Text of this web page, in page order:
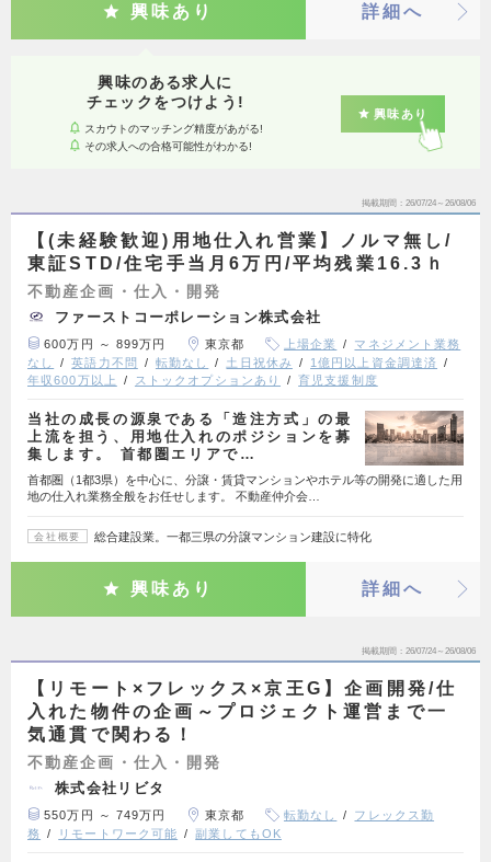
興味あり 詳細へ
興味のある求人に
チェックをつけよう!
スカウトのマッチング精度があがる!
その求人への合格可能性がわかる!
興味あり
掲載期間 26/07/24～26/08/06
【(未経験歓迎)用地仕入れ営業】ノルマ無し/
東証STD/住宅手当月6万円/平均残業16.3ｈ
不動産企画・仕入・開発
ファーストコーポレーション株式会社
600万円 ～ 899万円 東京都 上場企業
マネジメント業務
なし
英語力不問 転勤なし 土日祝休み
1億円以上資金調達済
年収600万以上
ストックオプションあり 育児支援制度
当社の成長の源泉である「造注方式」の最
上流を担う、用地仕入れのポジションを募
集します。 首都圏エリアで…
首都圏（1都3県）を中心に、分譲・賃貸マンションやホテル等の開発に適した用
地の仕入れ業務全般をお任せします。 不動産仲介会…
会社概要 総合建設業。一都三県の分譲マンション建設に特化
興味あり 詳細へ
掲載期間 26/07/24～26/08/06
【リモート×フレックス×京王G】企画開発/仕
入れた物件の企画～プロジェクト運営まで一
気通貫で関わる！
不動産企画・仕入・開発
株式会社リビタ
550万円 ～ 749万円 東京都 転勤なし
フレックス勤
務
リモートワーク可能 副業してもOK